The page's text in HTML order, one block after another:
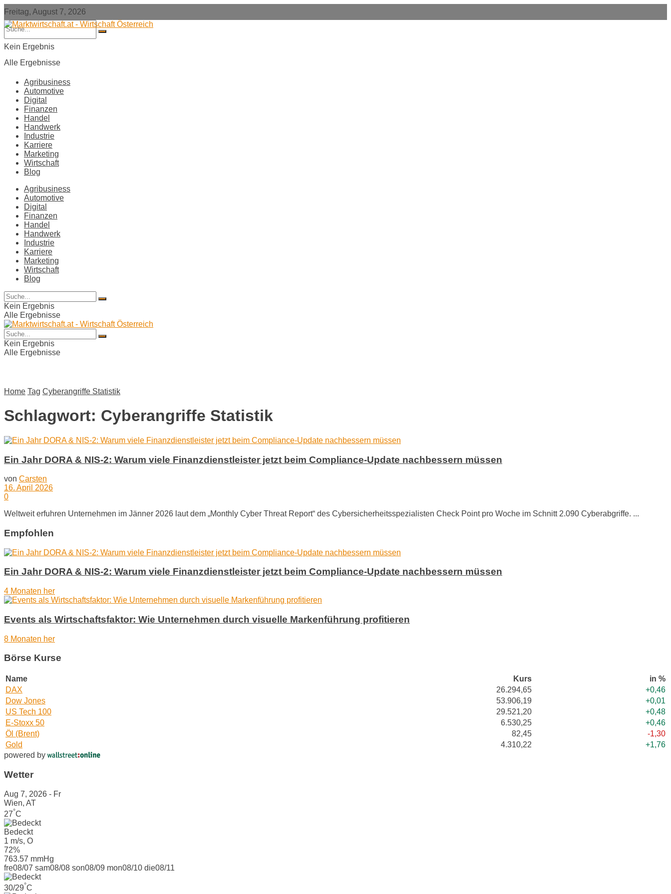
Freitag, August 7, 2026
Kein Ergebnis
Alle Ergebnisse
Agribusiness
Automotive
Digital
Finanzen
Handel
Handwerk
Industrie
Karriere
Marketing
Wirtschaft
Blog
Agribusiness
Automotive
Digital
Finanzen
Handel
Handwerk
Industrie
Karriere
Marketing
Wirtschaft
Blog
Kein Ergebnis
Alle Ergebnisse
Kein Ergebnis
Alle Ergebnisse
Home Tag Cyberangriffe Statistik
Schlagwort: Cyberangriffe Statistik
Ein Jahr DORA & NIS-2: Warum viele Finanzdienstleister jetzt beim Compliance-Update nachbessern müssen
von Carsten
16. April 2026
0
Weltweit erfuhren Unternehmen im Jänner 2026 laut dem „Monthly Cyber Threat Report“ des Cybersicherheitsspezialisten Check Point pro Woche im Schnitt 2.090 Cyberabgriffe. ...
Empfohlen
Ein Jahr DORA & NIS-2: Warum viele Finanzdienstleister jetzt beim Compliance-Update nachbessern müssen
4 Monaten her
Events als Wirtschaftsfaktor: Wie Unternehmen durch visuelle Markenführung profitieren
8 Monaten her
Börse Kurse
Name Kurs
in %
DAX
26.294,65
+0,46
Dow Jones
53.906,19
+0,01
US Tech 100
29.521,20
+0,48
E-Stoxx 50
6.530,25
+0,46
Öl (Brent)
82,45
-1,30
Gold
4.310,22
+1,76
powered by
Wetter
Aug 7, 2026 - Fr
Wien, AT
27°C
Bedeckt
1 m/s, O
72%
763.57 mmHg
fre08/07 sam08/08 son08/09 mon08/10 die08/11
30/29°C